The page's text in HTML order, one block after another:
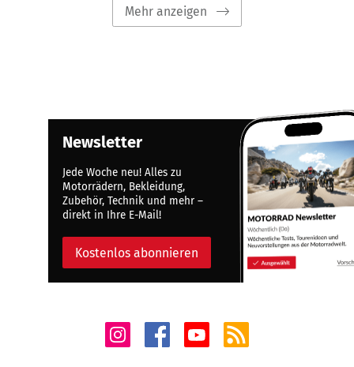
Mehr anzeigen
Newsletter
Jede Woche neu! Alles zu
Motorrädern, Bekleidung,
Zubehör, Technik und mehr –
direkt in Ihre E-Mail!
Kostenlos abonnieren